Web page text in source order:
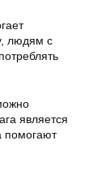
людям с
является
помогают